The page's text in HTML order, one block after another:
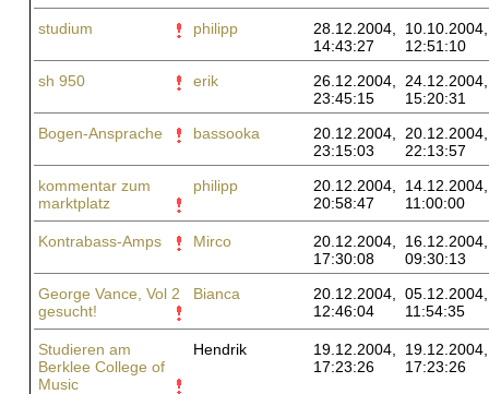
studium philipp
28.12.2004,
14:43:27
10.10.2004,
12:51:10
sh 950
erik
26.12.2004,
23:45:15
24.12.2004,
15:20:31
Bogen-Ansprache
bassooka
20.12.2004,
23:15:03
20.12.2004,
22:13:57
kommentar zum
marktplatz
philipp
20.12.2004,
20:58:47
14.12.2004,
11:00:00
Kontrabass-Amps Mirco
20.12.2004,
17:30:08
16.12.2004,
09:30:13
George Vance, Vol 2
gesucht!
Bianca
20.12.2004,
12:46:04
05.12.2004,
11:54:35
Studieren am
Berklee College of
Music
Hendrik
19.12.2004,
17:23:26
19.12.2004,
17:23:26